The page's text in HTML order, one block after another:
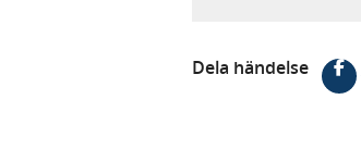
Dela händelse